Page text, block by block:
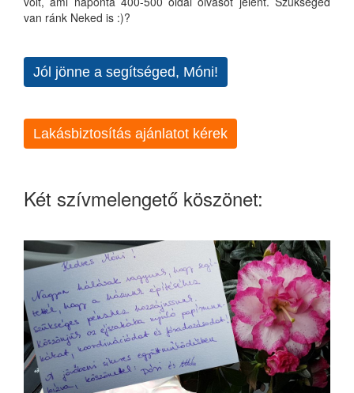
van ránk Neked is :)?
Jól jönne a segítséged, Móni!
Lakásbiztosítás ajánlatot kérek
Két szívmelengető köszönet: